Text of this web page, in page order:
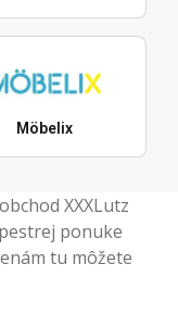
Möbelix
XXXLutz
ponuke
tu môžete